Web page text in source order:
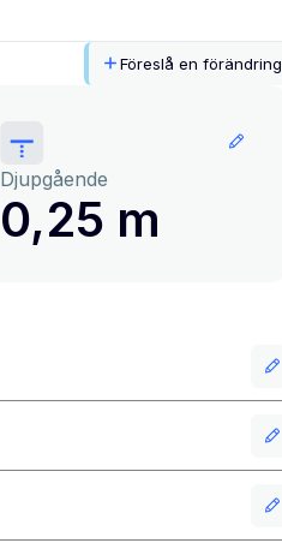
Föreslå en förändring
Djupgående
0,25 m